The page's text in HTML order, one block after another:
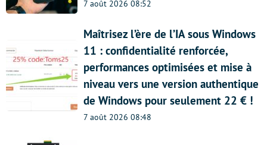
7 août 2026 08:52
Maîtrisez l’ère de l’IA sous Windows
11 : confidentialité renforcée,
performances optimisées et mise à
niveau vers une version authentique
de Windows pour seulement 22 € !
7 août 2026 08:48